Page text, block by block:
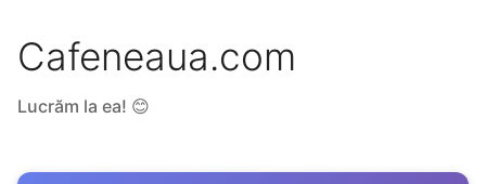
Cafeneaua.com
Lucrăm la ea! 😊